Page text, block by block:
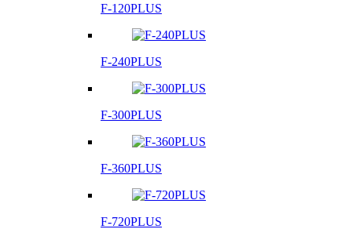
F-120PLUS
F-240PLUS
F-300PLUS
F-360PLUS
F-720PLUS